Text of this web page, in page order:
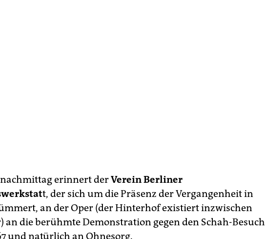
erinnert derVerein Berliner
t, der sich um die Präsenz der Vergangenheit in
an der Oper (der Hinterhof existiert inzwischen
an die berühmte Demonstration gegen den Schah-Besuch
und natürlich an Ohnesorg.